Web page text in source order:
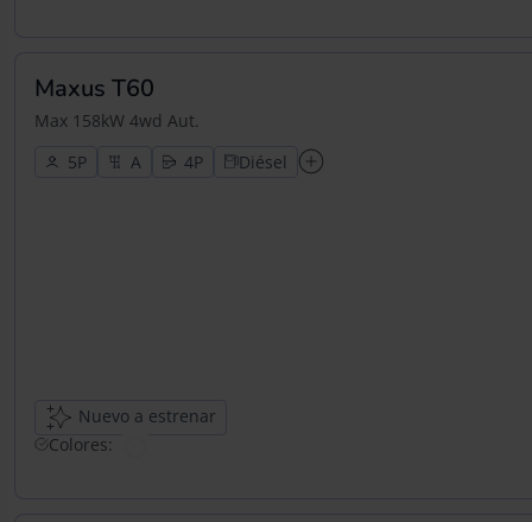
Maxus T60
Max 158kW 4wd Aut.
5
4 Diésel
Nuevo a estrenar
Colores: